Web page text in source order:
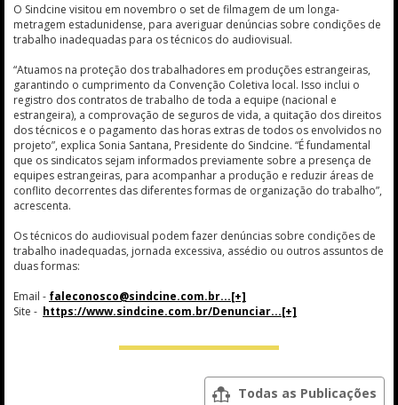
O Sindcine visitou em novembro o set de filmagem de um longa-
metragem estadunidense, para averiguar denúncias sobre condições de
trabalho inadequadas para os técnicos do audiovisual.
“Atuamos na proteção dos trabalhadores em produções estrangeiras,
garantindo o cumprimento da Convenção Coletiva local. Isso inclui o
registro dos contratos de trabalho de toda a equipe (nacional e
estrangeira), a comprovação de seguros de vida, a quitação dos direitos
dos técnicos e o pagamento das horas extras de todos os envolvidos no
projeto”, explica Sonia Santana, Presidente do Sindcine. “É fundamental
que os sindicatos sejam informados previamente sobre a presença de
equipes estrangeiras, para acompanhar a produção e reduzir áreas de
conflito decorrentes das diferentes formas de organização do trabalho”,
acrescenta.
Os técnicos do audiovisual podem fazer denúncias sobre condições de
trabalho inadequadas, jornada excessiva, assédio ou outros assuntos de
duas formas:
Email - faleconosco@sindcine.com.br
Site - https://www.sindcine.com.br/Denunciar
Todas as Publicações